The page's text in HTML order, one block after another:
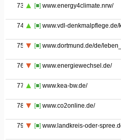
73 [■] www.energy4climate.nrw/
74 [■] www.vdl-denkmalpflege.de/
75 [■] www.dortmund.de/de/
76 [■] www.energiewechsel.de/
77 [■] www.kea-bw.de/
78 [■] www.co2online.de/
79 [■] www.landkreis-oder-